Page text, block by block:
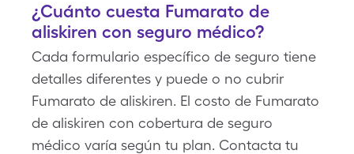
¿Cuánto cuesta Fumarato de
aliskiren con seguro médico?
Cada formulario específico de seguro tiene
detalles diferentes y puede o no cubrir
Fumarato de aliskiren. El costo de Fumarato
de aliskiren con cobertura de seguro
médico varía según tu plan. Contacta tu